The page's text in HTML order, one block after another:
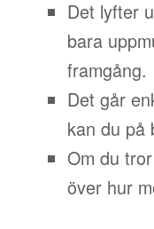
Det lyfter
bara
framgång.
Det går
kan du på
Om du
över hur